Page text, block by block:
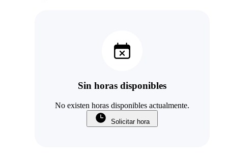
Sin horas disponibles
No existen horas disponibles actualmente.
Solicitar hora